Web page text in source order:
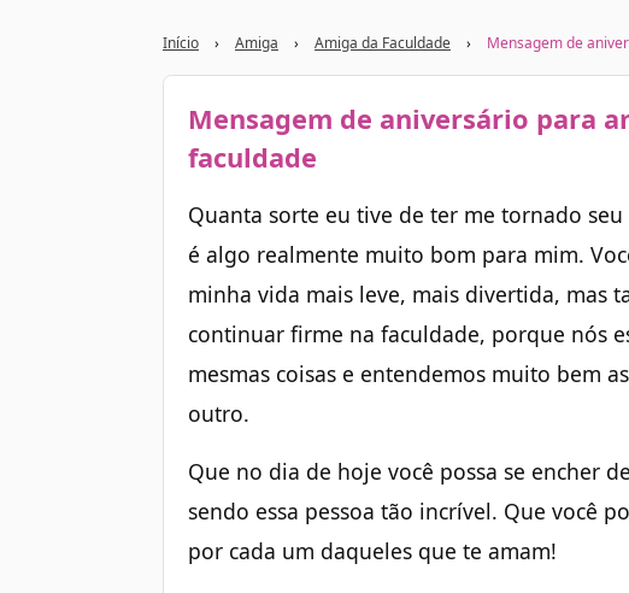
Início › Amiga › Amiga da Faculdade › Mensagem de
Mensagem de aniversário para
faculdade
Quanta sorte eu tive de ter me tornado
é algo realmente muito bom para mim.
minha vida mais leve, mais divertida, mas
continuar firme na faculdade, porque nós
mesmas coisas e entendemos muito bem
outro.
Que no dia de hoje você possa se encher
sendo essa pessoa tão incrível. Que você
por cada um daqueles que te amam!